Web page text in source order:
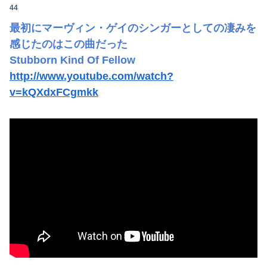
44
最初にマーヴィン・ゲイのシンガーとしての凄みを
感じたのはこの曲だった
Stubborn Kind Of Fellow
http://www.youtube.com/watch?
v=kQXdxFCgmkk